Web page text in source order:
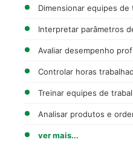
Dimensionar equipes
Interpretar parâmetros
Avaliar desempenho
Controlar horas
Treinar equipes de
Analisar produtos e
ver mais...